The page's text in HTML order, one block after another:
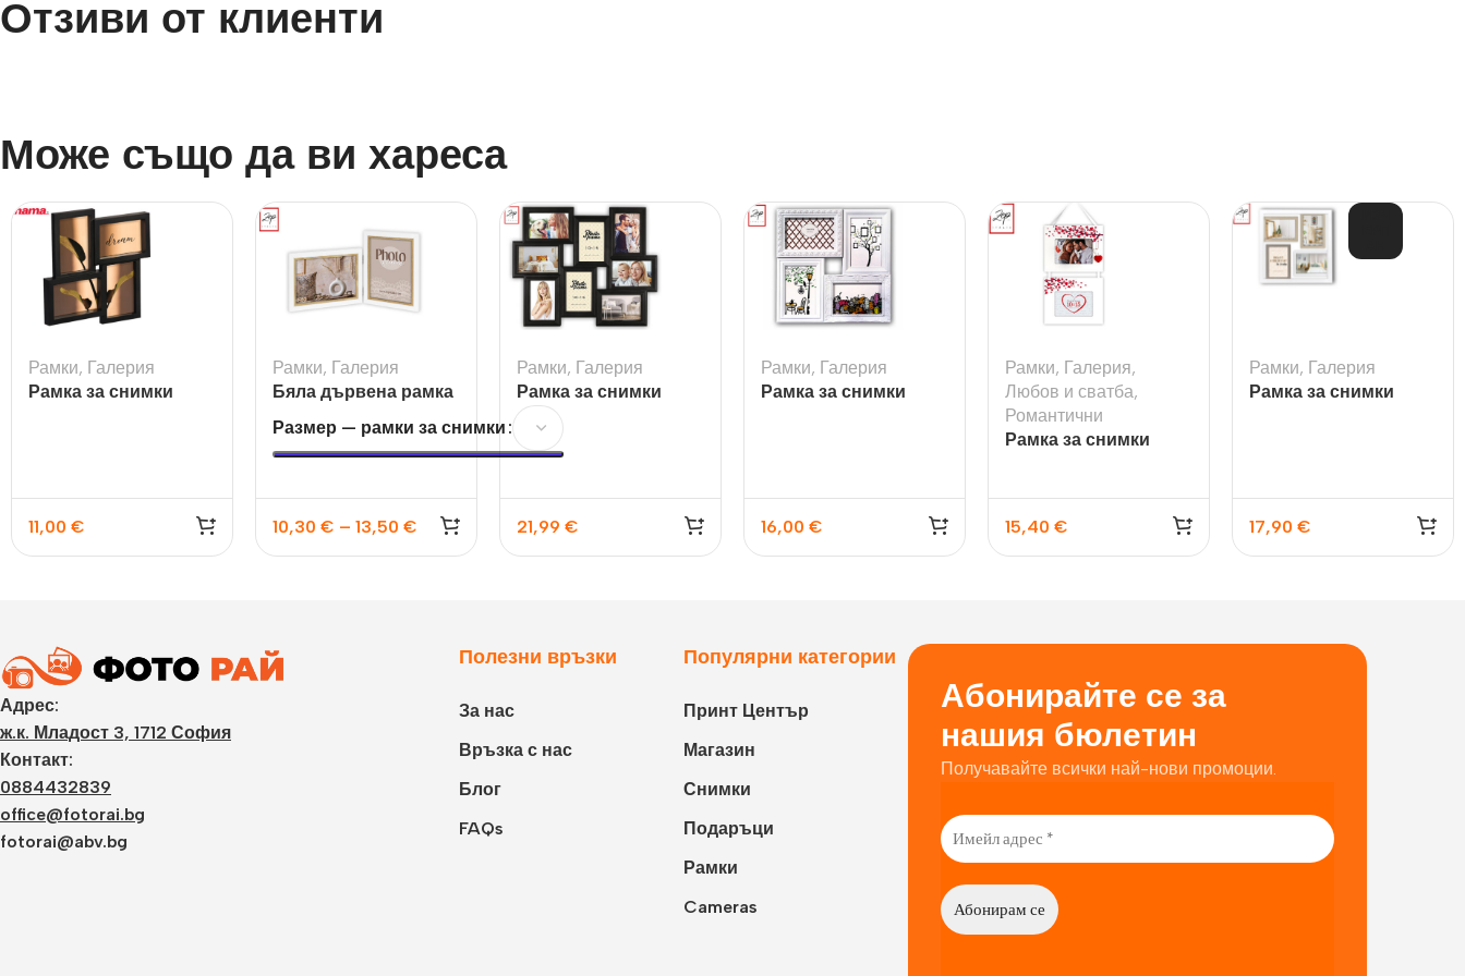
Отзиви от клиенти
Може също да ви хареса
Рамки, Галерия
Рамка за снимки
11,00 €
Рамки, Галерия
Бяла дървена рамка
Ayas 2L за 2 снимки
за 10×15 и 13×18
Размер — рамки за снимки
10,30 € – 13,50 €
Рамки, Галерия
Рамка за снимки
галерия Tolosa Black
21,99 €
Рамки, Галерия
Рамка за снимки
16,00 €
Рамки, Галерия,
Любов и сватба,
Романтични
Рамка за снимки
15,40 €
Рамки, Галерия
Рамка за снимки
17,90 €
Адрес:
ж.к. Младост 3, 1712 София
Контакт:
0884432839
office@fotorai.bg
fotorai@abv.bg
Полезни връзки
За нас
Връзка с нас
Блог
FAQs
Популярни категории
Принт Център
Магазин
Снимки
Подаръци
Рамки
Cameras
Абонирайте се за
нашия бюлетин
Получавайте всички най-нови промоции.